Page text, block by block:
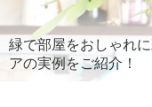
緑で部屋をおしゃれ
アの実例をご紹介！